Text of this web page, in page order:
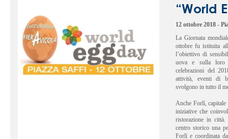
“World
12 ottobre 2018 -
La Giornata
ottobre fu istituita
l’obiettivo di
uova e sulla loro
celebrazioni del
attività, eventi di
svolgono in tutto il
Anche Forlì, capitale
iniziative che
ristorazione in
centro storico una
Forlì e coordinata